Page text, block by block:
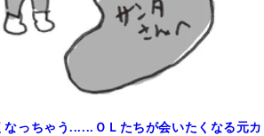
なっちゃう......ＯＬたちが会いたくなる元カ